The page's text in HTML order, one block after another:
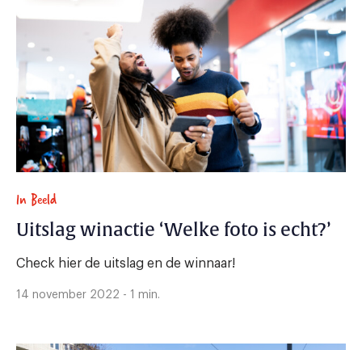
In Beeld
Uitslag winactie ‘Welke foto is echt?’
Check hier de uitslag en de winnaar!
14 november 2022 - 1 min.